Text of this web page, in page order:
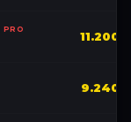
PRO 11.200
9.240